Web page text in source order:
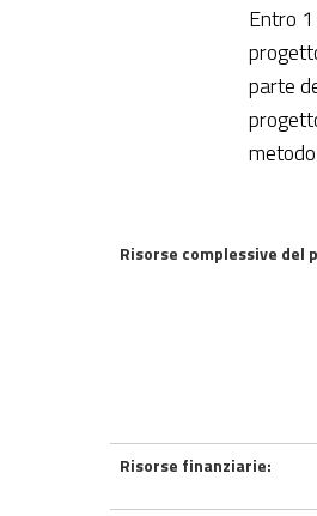
Entro
parte
Risorse complessive del
Risorse finanziarie: